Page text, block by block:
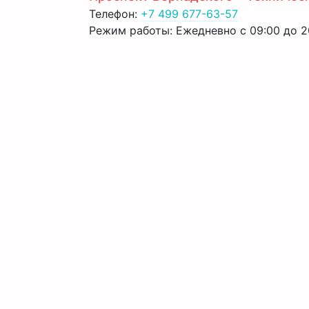
Телефон: +7 499 677-63-57
Режим работы: Ежедневно с 09:00 до